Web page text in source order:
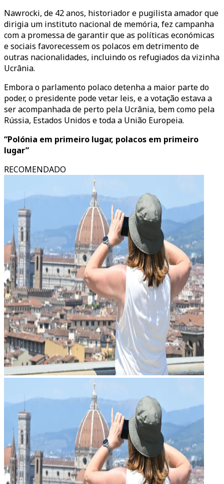
Nawrocki, de 42 anos, historiador e pugilista amador que
dirigia um instituto nacional de memória, fez campanha
com a promessa de garantir que as políticas económicas
e sociais favorecessem os polacos em detrimento de
outras nacionalidades, incluindo os refugiados da vizinha
Ucrânia.
Embora o parlamento polaco detenha a maior parte do
poder, o presidente pode vetar leis, e a votação estava a
ser acompanhada de perto pela Ucrânia, bem como pela
Rússia, Estados Unidos e toda a União Europeia.
“Polónia em primeiro lugar, polacos em primeiro
lugar”
RECOMENDADO